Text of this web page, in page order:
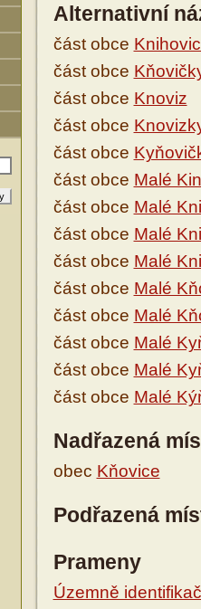
Alternativní
část obce
část obce
část obce Knoviz
část obce
část obce
část obce Malé
část obce Malé
část obce Malé
část obce Malé
část obce Malé
část obce Malé
část obce Malé
část obce Malé
část obce Malé
Nadřazená
obec Kňovice
Podřazená
Prameny
Územně